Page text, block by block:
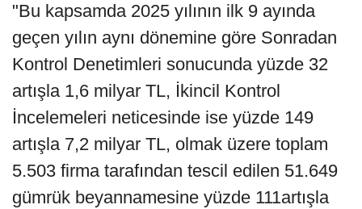
"Bu kapsamda 2025 yılının ilk 9 ayında
geçen yılın aynı dönemine göre Sonradan
Kontrol Denetimleri sonucunda yüzde 32
artışla 1,6 milyar TL, İkincil Kontrol
İncelemeleri neticesinde ise yüzde 149
artışla 7,2 milyar TL, olmak üzere toplam
5.503 firma tarafından tescil edilen 51.649
gümrük beyannamesine yüzde 111artışla